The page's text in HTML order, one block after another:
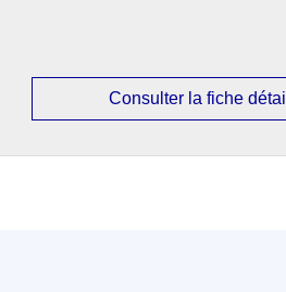
Consulter la fiche détail